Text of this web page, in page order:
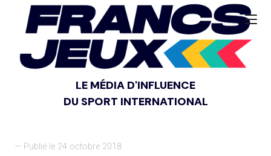
LE MÉDIA D'INFLUENCE
DU SPORT INTERNATIONAL
— Publié le 24 octobre 2018